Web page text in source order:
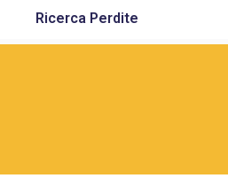
Ricerca Perdite